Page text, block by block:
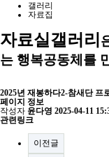
갤러리
자료집
자료실갤러리
는 행복공동체를
2025년 재봉하다2-참새단 프
페이지 정보
작성자 윤다영 2025-04-11
관련링크
이전글